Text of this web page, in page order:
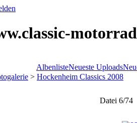
AlbenlisteNeueste Uploads
> Hockenheim Classics 2008
Datei 6/74